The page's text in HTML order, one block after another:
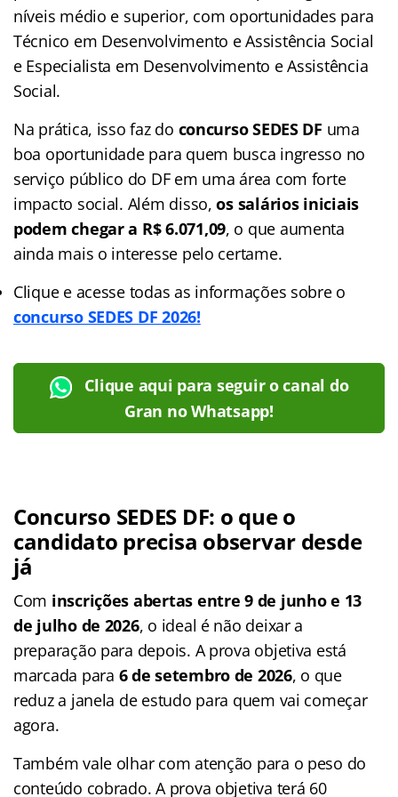
níveis médio e superior, com oportunidades para
Técnico em Desenvolvimento e Assistência Social
e Especialista em Desenvolvimento e Assistência
Social.
Na prática, isso faz do concurso SEDES DF uma
boa oportunidade para quem busca ingresso no
serviço público do DF em uma área com forte
impacto social. Além disso,os salários iniciais
podem chegar a R$ 6.071,09, o que aumenta
ainda mais o interesse pelo certame.
Clique e acesse todas as informações sobre o
concurso SEDES DF 2026!
Clique aqui para seguir o canal do
Gran no Whatsapp!
Concurso SEDES DF: o que o
candidato precisa observar desde
já
Com inscrições abertas entre 9 de junho e 13
de julho de 2026, o ideal é não deixar a
preparação para depois. A prova objetiva está
marcada para 6 de setembro de 2026, o que
reduz a janela de estudo para quem vai começar
agora.
Também vale olhar com atenção para o peso do
conteúdo cobrado. A prova objetiva terá 60